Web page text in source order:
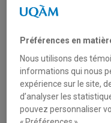
Préférences en
Nous utilisons des
informations qui nous
expérience sur le site,
d’analyser les
pouvez personnaliser